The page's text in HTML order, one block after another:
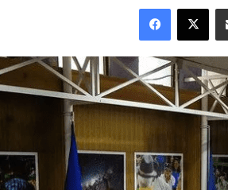
Facebook
X